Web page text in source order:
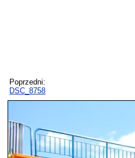
Poprzedni:
DSC_8758